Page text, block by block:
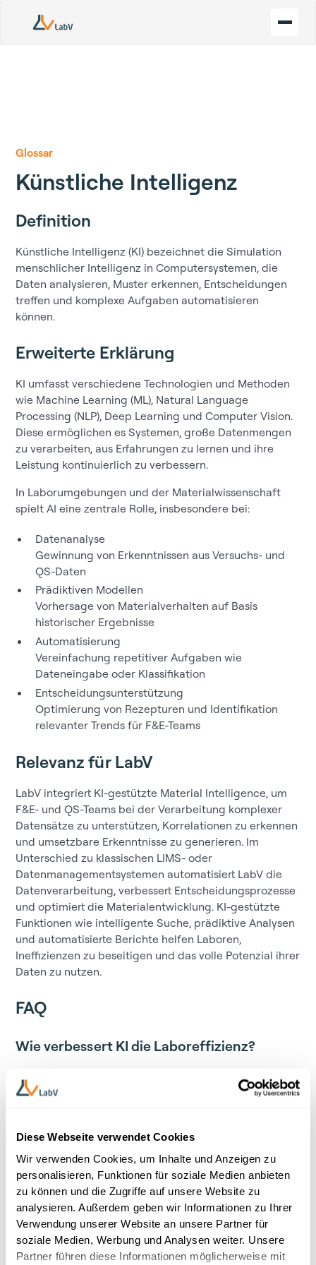
Diese Webseite verwendet Cookies
Wir verwenden Cookies, um Inhalte und Anzeigen zu
personalisieren, Funktionen für soziale Medien anbieten
zu können und die Zugriffe auf unsere Website zu
analysieren. Außerdem geben wir Informationen zu Ihrer
Verwendung unserer Website an unsere Partner für
soziale Medien, Werbung und Analysen weiter. Unsere
Partner führen diese Informationen möglicherweise mit
Glossar
Künstliche Intelligenz
Definition
Künstliche Intelligenz (KI) bezeichnet die Simulation
menschlicher Intelligenz in Computersystemen, die
Daten analysieren, Muster erkennen, Entscheidungen
treffen und komplexe Aufgaben automatisieren
können.
Erweiterte Erklärung
KI umfasst verschiedene Technologien und Methoden
wie Machine Learning (ML), Natural Language
Processing (NLP), Deep Learning und Computer Vision.
Diese ermöglichen es Systemen, große Datenmengen
zu verarbeiten, aus Erfahrungen zu lernen und ihre
Leistung kontinuierlich zu verbessern.
In Laborumgebungen und der Materialwissenschaft
spielt AI eine zentrale Rolle, insbesondere bei:
Datenanalyse
Gewinnung von Erkenntnissen aus Versuchs- und
QS-Daten
Prädiktiven Modellen
Vorhersage von Materialverhalten auf Basis
historischer Ergebnisse
Automatisierung
Vereinfachung repetitiver Aufgaben wie
Dateneingabe oder Klassifikation
Entscheidungsunterstützung
Optimierung von Rezepturen und Identifikation
relevanter Trends für F&E-Teams
Relevanz für LabV
LabV integriert KI-gestützte Material Intelligence, um
F&E- und QS-Teams bei der Verarbeitung komplexer
Datensätze zu unterstützen, Korrelationen zu erkennen
und umsetzbare Erkenntnisse zu generieren. Im
Unterschied zu klassischen LIMS- oder
Datenmanagementsystemen automatisiert LabV die
Datenverarbeitung, verbessert Entscheidungsprozesse
und optimiert die Materialentwicklung. KI-gestützte
Funktionen wie intelligente Suche, prädiktive Analysen
und automatisierte Berichte helfen Laboren,
Ineffizienzen zu beseitigen und das volle Potenzial ihrer
Daten zu nutzen.
FAQ
Wie verbessert KI die Laboreffizienz?
Datenverarbeitung automatisiert, Fehler reduziert und
analysieren, Ergebnisse vorhersagen und Workflows
optimieren, wodurch weniger Zeit für manuelle
Aufgaben erforderlich ist.
Was ist der Unterschied zwischen KI und Machine
Learning?
AI ist das übergeordnete Konzept der maschinellen
Nachbildung menschlicher Intelligenz. Machine